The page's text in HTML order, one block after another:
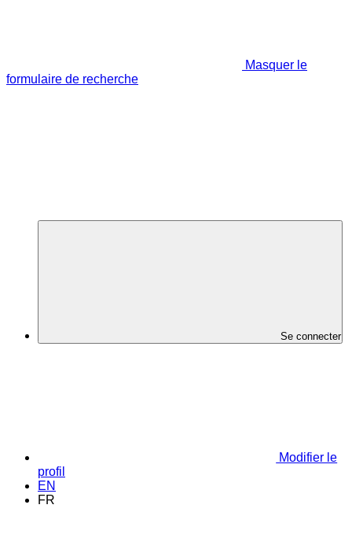
Masquer le
formulaire de recherche
Se connecter
Modifier le
profil
EN
FR